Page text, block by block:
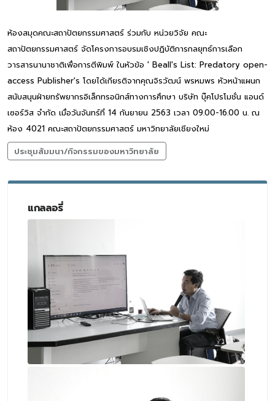
ห้องสมุดคณะสถาปัตยกรรมศาสตร์ ร่วมกับ หน่วยวิจัย คณะ
สถาปัตยกรรมศาสตร์ จัดโครงการอบรมเชิงปฏิบัติการกลยุทธ์การเลือก
วารสารนานาชาติเพื่อการตีพิมพ์ ในหัวข้อ ' Beall's List: Predatory open-
access Publisher's โดยได้เกียรติจากคุณจิรวัฒน์ พรหมพร หัวหน้าแผนก
สนับสนุนฝ่ายทรัพยากรอิเล็กทรอนิกส์ทางการศึกษา บริษัท บุ๊คโปรโมชั่น แอนด์
เซอร์วิส จำกัด เมื่อวันจันทร์ที่ 14 กันยายน 2563 เวลา 09.00-16.00 น. ณ
ห้อง 4021 คณะสถาปัตยกรรมศาสตร์ มหาวิทยาลัยเชียงใหม่
ประชุมสัมมนา/กิจกรรมของมหาวิทยาลัย
แกลลอรี่